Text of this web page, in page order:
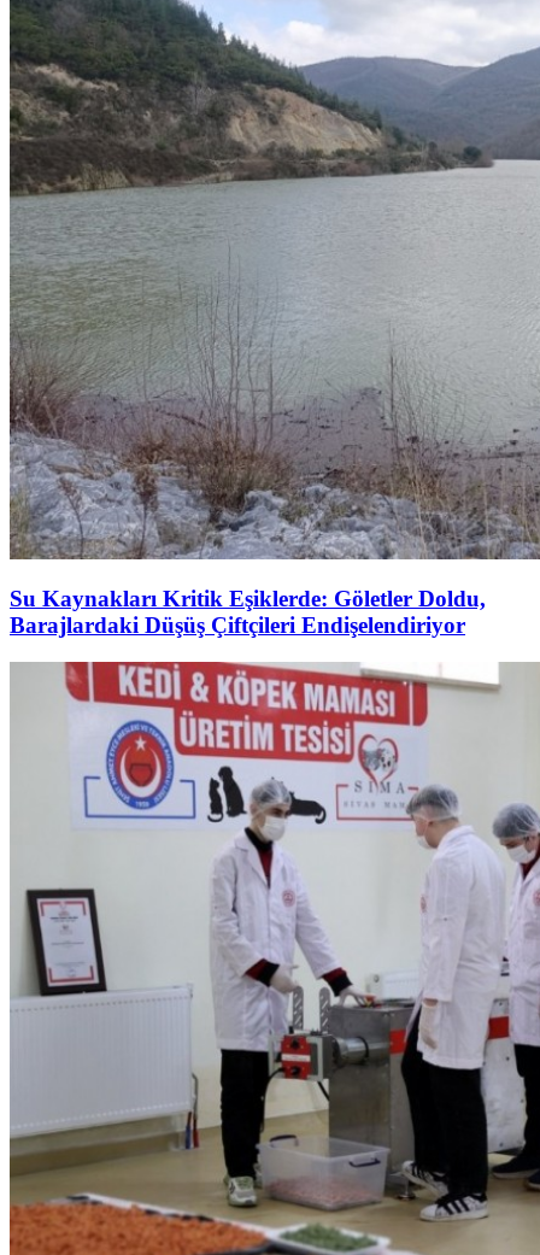
Su Kaynakları Kritik Eşiklerde: Göletler Doldu,
Barajlardaki Düşüş Çiftçileri Endişelendiriyor